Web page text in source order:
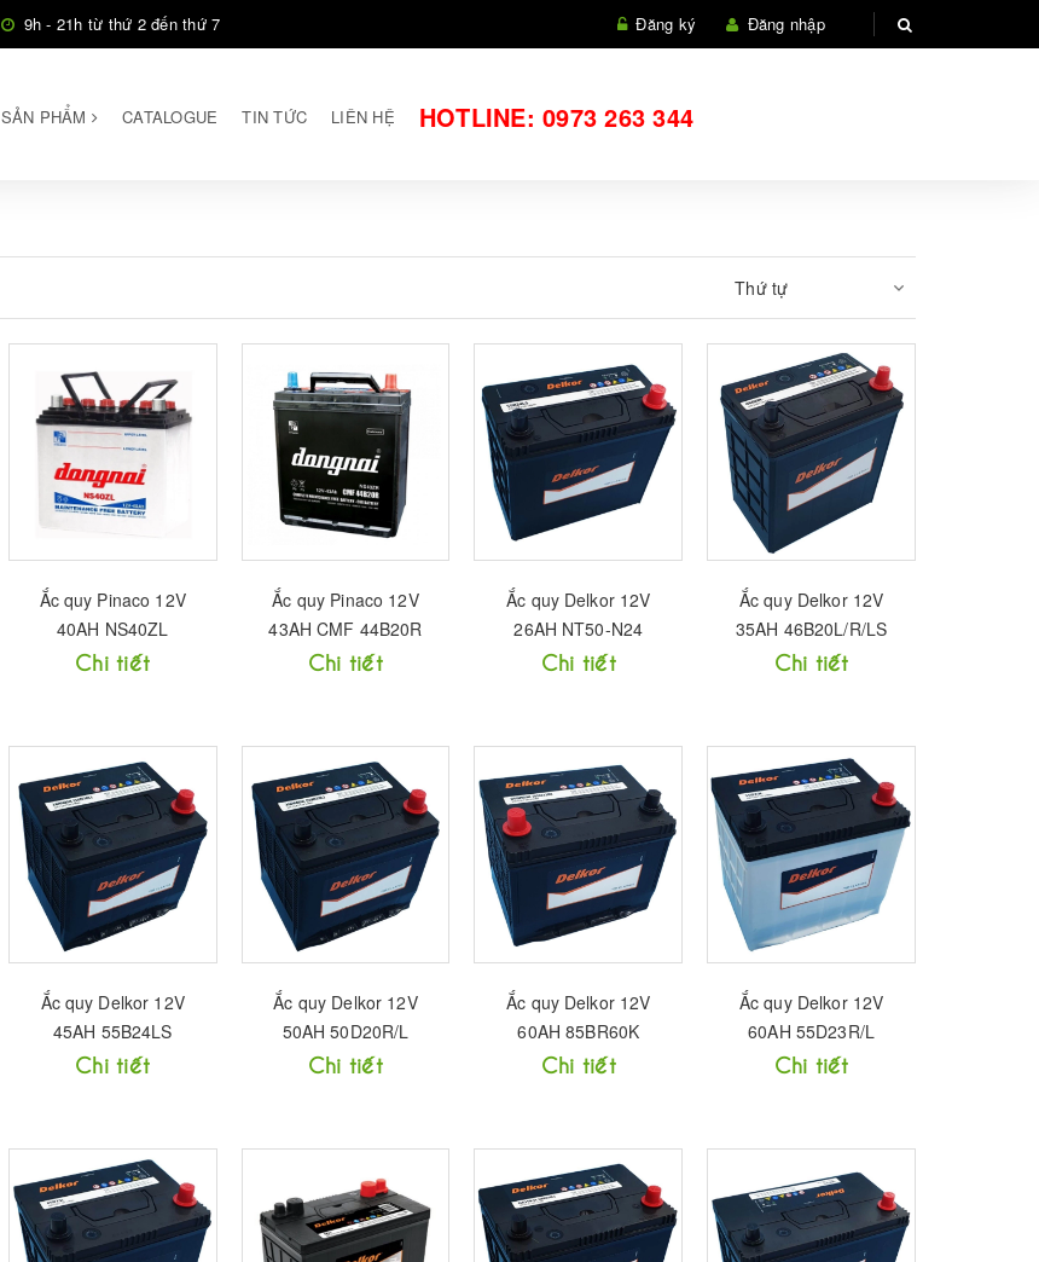
9h - 21h từ thứ 2 đến thứ 7 Đăng ký Đăng nhập
SẢN PHẨM CATALOGUE TIN TỨC LIÊN HỆ HOTLINE: 0973 263 344
Thứ tự
Ắc quy Pinaco 12V
40AH NS40ZL
Chi tiết
Ắc quy Pinaco 12V
43AH CMF 44B20R
Chi tiết
Ắc quy Delkor 12V
26AH NT50-N24
Chi tiết
Ắc quy Delkor 12V
35AH 46B20L/R/LS
Chi tiết
Ắc quy Delkor 12V
45AH 55B24LS
Chi tiết
Ắc quy Delkor 12V
50AH 50D20R/L
Chi tiết
Ắc quy Delkor 12V
60AH 85BR60K
Chi tiết
Ắc quy Delkor 12V
60AH 55D23R/L
Chi tiết